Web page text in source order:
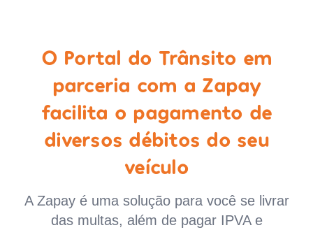
O Portal do Trânsito em
parceria com a Zapay
facilita o pagamento de
diversos débitos do seu
veículo
A Zapay é uma solução para você se livrar
das multas, além de pagar IPVA e